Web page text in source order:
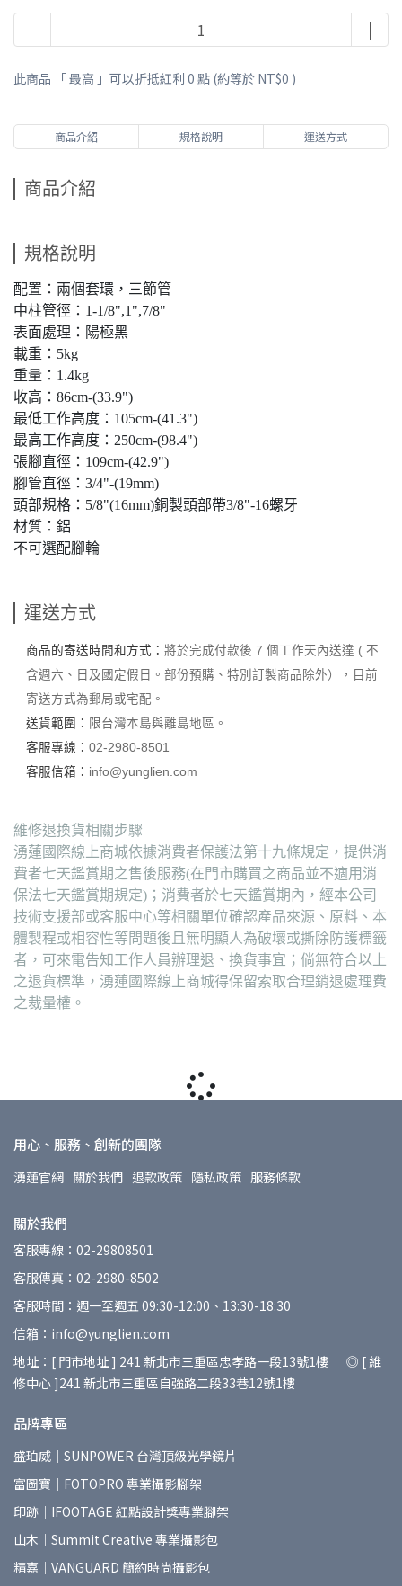
此商品 「 最高 」可以折抵紅利 0 點 (約等於 NT$0 )
商品介紹 規格說明 運送方式
商品介紹
規格說明
配置：兩個套環，三節管
中柱管徑：1-1/8",1",7/8"
表面處理：陽極黑
載重：5kg
重量：1.4kg
收高：86cm-(33.9")
最低工作高度：105cm-(41.3")
最高工作高度：250cm-(98.4")
張腳直徑：109cm-(42.9")
腳管直徑：3/4"-(19mm)
頭部規格：5/8"(16mm)銅製頭部帶3/8"-16螺牙
材質：鋁
不可選配腳輪
運送方式
商品的寄送時間和方式： 將於完成付款後 7 個工作天內送達 ( 不
含週六、日及國定假日。部份預購、特別訂製商品除外），目前
寄送方式為郵局或宅配。
送貨範圍： 限台灣本島與離島地區。
客服專線： 02-2980-8501
客服信箱： info@yunglien.com
維修退換貨相關步驟
湧蓮國際線上商城依據消費者保護法第十九條規定，提供消
費者七天鑑賞期之售後服務(在門市購買之商品並不適用消
保法七天鑑賞期規定)；消費者於七天鑑賞期內，經本公司
技術支援部或客服中心等相關單位確認產品來源、原料、本
體製程或相容性等問題後且無明顯人為破壞或撕除防護標籤
者，可來電告知工作人員辦理退、換貨事宜；倘無符合以上
之退貨標準，湧蓮國際線上商城得保留索取合理銷退處理費
之裁量權。
用心、服務、創新的團隊
湧蓮官網 關於我們 退款政策 隱私政策 服務條款
關於我們
客服專線：02-29808501
客服傳真：02-2980-8502
客服時間：週一至週五 09:30-12:00、13:30-18:30
信箱：info@yunglien.com
地址：[ 門市地址 ] 241 新北市三重區忠孝路一段13號1樓 ◎ [ 維
修中心 ]241 新北市三重區自強路二段33巷12號1樓
品牌專區
盛珀威｜SUNPOWER 台灣頂級光學鏡片
富圖寶｜FOTOPRO 專業攝影腳架
印跡｜IFOOTAGE 紅點設計獎專業腳架
山木｜Summit Creative 專業攝影包
精嘉｜VANGUARD 簡約時尚攝影包